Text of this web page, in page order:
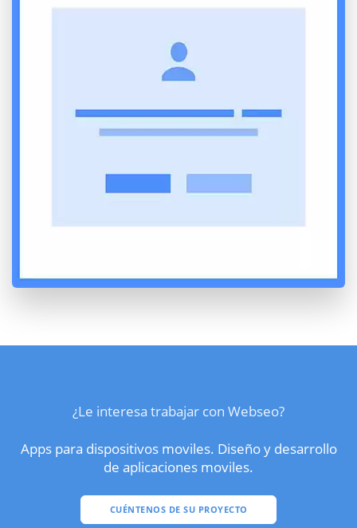
¿Le interesa trabajar con Webseo?
Apps para dispositivos moviles. Diseño y desarrollo
de aplicaciones moviles.
CUÉNTENOS DE SU PROYECTO